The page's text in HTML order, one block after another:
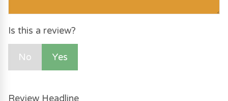
Is this a review?
No Yes
Review Headline